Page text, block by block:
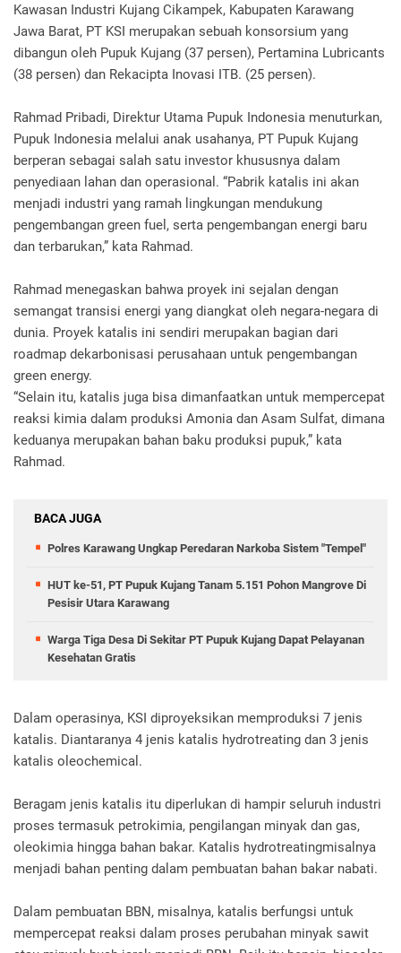
Kawasan Industri Kujang Cikampek, Kabupaten Karawang
Jawa Barat, PT KSI merupakan sebuah konsorsium yang
dibangun oleh Pupuk Kujang (37 persen), Pertamina Lubricants
(38 persen) dan Rekacipta Inovasi ITB. (25 persen).
Rahmad Pribadi, Direktur Utama Pupuk Indonesia menuturkan,
Pupuk Indonesia melalui anak usahanya, PT Pupuk Kujang
berperan sebagai salah satu investor khususnya dalam
penyediaan lahan dan operasional. “Pabrik katalis ini akan
menjadi industri yang ramah lingkungan mendukung
pengembangan green fuel, serta pengembangan energi baru
dan terbarukan,” kata Rahmad.
Rahmad menegaskan bahwa proyek ini sejalan dengan
semangat transisi energi yang diangkat oleh negara-negara di
dunia. Proyek katalis ini sendiri merupakan bagian dari
roadmap dekarbonisasi perusahaan untuk pengembangan
green energy.
“Selain itu, katalis juga bisa dimanfaatkan untuk mempercepat
reaksi kimia dalam produksi Amonia dan Asam Sulfat, dimana
keduanya merupakan bahan baku produksi pupuk,” kata
Rahmad.
BACA JUGA
Polres Karawang Ungkap Peredaran Narkoba Sistem "Tempel"
HUT ke-51, PT Pupuk Kujang Tanam 5.151 Pohon Mangrove Di
Pesisir Utara Karawang
Warga Tiga Desa Di Sekitar PT Pupuk Kujang Dapat Pelayanan
Kesehatan Gratis
Dalam operasinya, KSI diproyeksikan memproduksi 7 jenis
katalis. Diantaranya 4 jenis katalis hydrotreating dan 3 jenis
katalis oleochemical.
Beragam jenis katalis itu diperlukan di hampir seluruh industri
proses termasuk petrokimia, pengilangan minyak dan gas,
oleokimia hingga bahan bakar. Katalis hydrotreating misalnya
menjadi bahan penting dalam pembuatan bahan bakar nabati.
Dalam pembuatan BBN, misalnya, katalis berfungsi untuk
mempercepat reaksi dalam proses perubahan minyak sawit